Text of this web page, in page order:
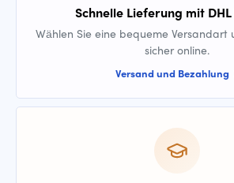
Schnelle Lieferung mit DHL
Wählen Sie eine bequeme Versandart
sicher online.
Versand und Bezahlung